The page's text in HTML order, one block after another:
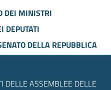
DEI MINISTRI
DEPUTATI
DELLA REPUBBLICA
DELLE ASSEMBLEE DELLE